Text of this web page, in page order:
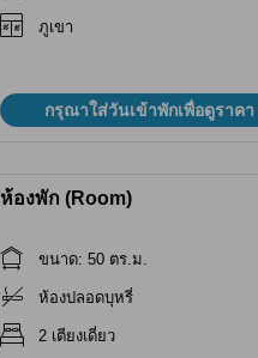
ภูเขา
กรุณาใส่วันเข้าพักเพื่อดูราคา
ห้องพัก (Room)
ขนาด: 50 ตร.ม.
ห้องปลอดบุหรี่
2 เตียงเดี่ยว